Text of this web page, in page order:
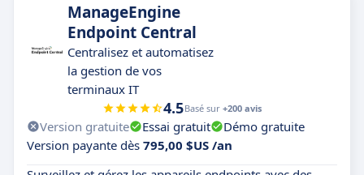
ManageEngine
Endpoint Central
Centralisez et automatisez
la gestion de vos
terminaux IT
4.5Basé sur +200 avis
Version gratuite Essai gratuit
Démo gratuite
Version payante dès 795,00 $US /an